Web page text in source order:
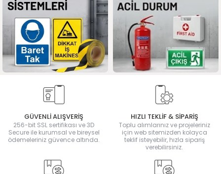
GÜVENLİ ALIŞVERİŞ
256-bit SSL sertifikası ve 3D
Secure ile kurumsal ve bireysel
ödemeleriniz güvence altında.
HIZLI TEKLİF & SİPARİŞ
Toplu alımlarınız ve projeleriniz
için web sitemizden kolayca
teklif isteyebilir, hızla sipariş
verebilirsiniz.